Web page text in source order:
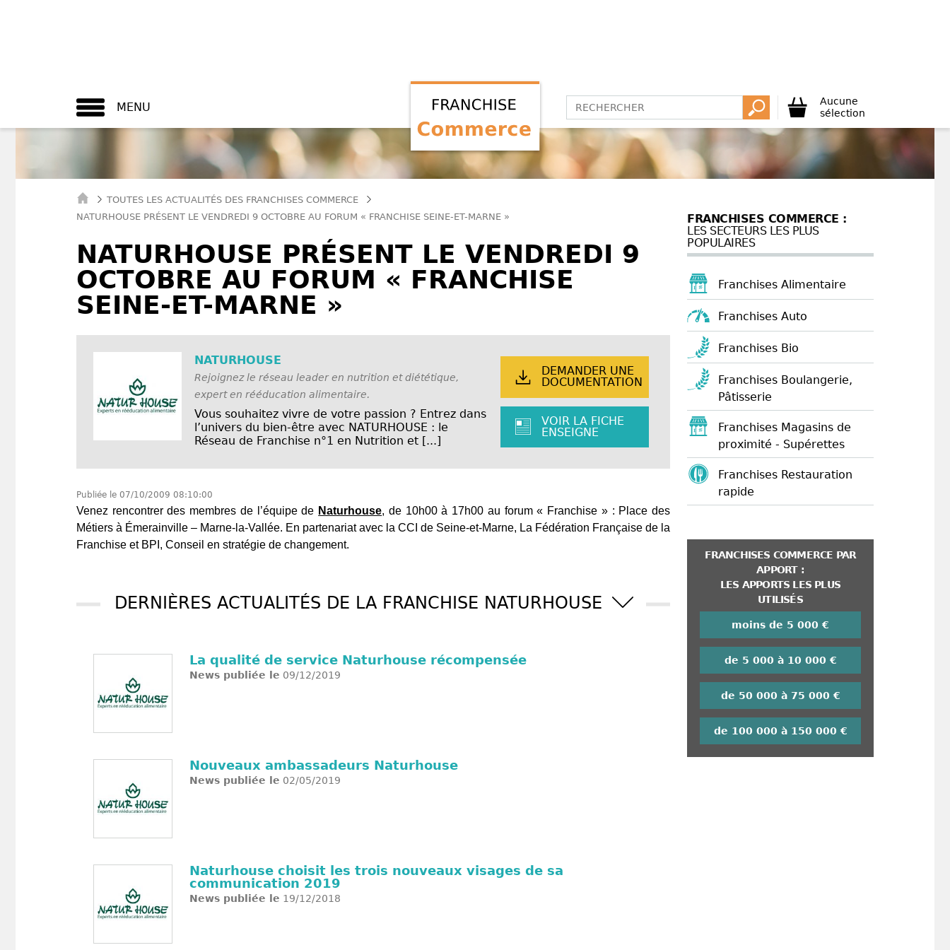
MENU
Aucune
sélection
TOUTES LES ACTUALITÉS DES FRANCHISES COMMERCE
NATURHOUSE PRÉSENT LE VENDREDI 9 OCTOBRE AU FORUM « FRANCHISE SEINE-ET-MARNE »
NATURHOUSE PRÉSENT LE VENDREDI 9
OCTOBRE AU FORUM « FRANCHISE
SEINE-ET-MARNE »
NATURHOUSE
Rejoignez le réseau leader en nutrition et diététique,
expert en rééducation alimentaire.
Vous souhaitez vivre de votre passion ? Entrez dans
l’univers du bien-être avec NATURHOUSE : le
Réseau de Franchise n°1 en Nutrition et [...]
DEMANDER UNE
DOCUMENTATION
VOIR LA FICHE
ENSEIGNE
Publiée le 07/10/2009 08:10:00
Venez rencontrer des membres de l’équipe de Naturhouse, de 10h00 à 17h00 au forum « Franchise » : Place des
Métiers à Émerainville – Marne-la-Vallée. En partenariat avec la CCI de Seine-et-Marne, La Fédération Française de la
Franchise et BPI, Conseil en stratégie de changement.
DERNIÈRES ACTUALITÉS DE LA FRANCHISE NATURHOUSE
La qualité de service Naturhouse récompensée
News publiée le 09/12/2019
Nouveaux ambassadeurs Naturhouse
News publiée le 02/05/2019
Naturhouse choisit les trois nouveaux visages de sa
communication 2019
News publiée le 19/12/2018
FRANCHISES COMMERCE :
LES SECTEURS LES PLUS
POPULAIRES
Franchises Alimentaire
Franchises Auto
Franchises Bio
Franchises Boulangerie,
Pâtisserie
Franchises Magasins de
proximité - Supérettes
Franchises Restauration
rapide
FRANCHISES COMMERCE PAR
APPORT :
LES APPORTS LES PLUS
UTILISÉS
moins de 5 000 €
de 5 000 à 10 000 €
de 50 000 à 75 000 €
de 100 000 à 150 000 €